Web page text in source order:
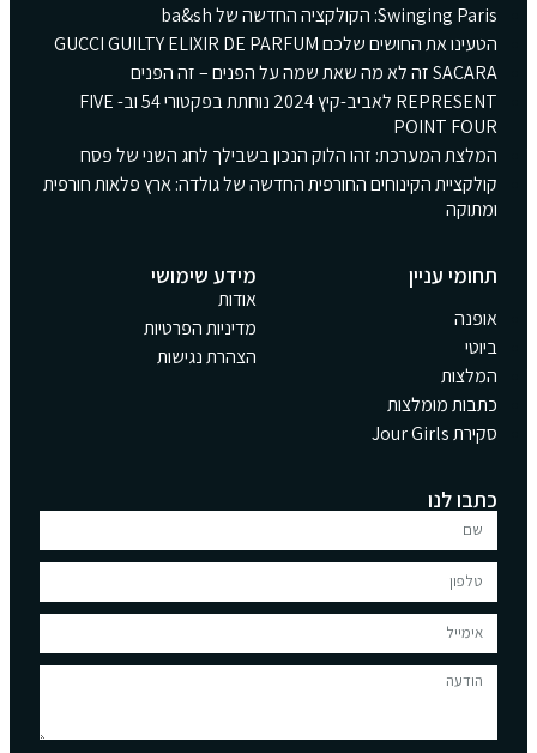
Swinging Paris: הקולקציה החדשה של ba&sh
הטעינו את החושים שלכם GUCCI GUILTY ELIXIR DE PARFUM
SACARA זה לא מה שאת שמה על הפנים – זה הפנים
REPRESENT לאביב-קיץ 2024 נוחתת בפקטורי 54 וב- FIVE
POINT FOUR
המלצת המערכת: זהו הלוק הנכון בשבילך לחג השני של פסח
קולקציית הקינוחים החורפית החדשה של גולדה: ארץ פלאות חורפית
ומתוקה
תחומי עניין
אופנה
ביוטי
המלצות
כתבות מומלצות
סקירת Jour Girls
מידע שימושי
אודות
מדיניות הפרטיות
הצהרת נגישות
כתבו לנו